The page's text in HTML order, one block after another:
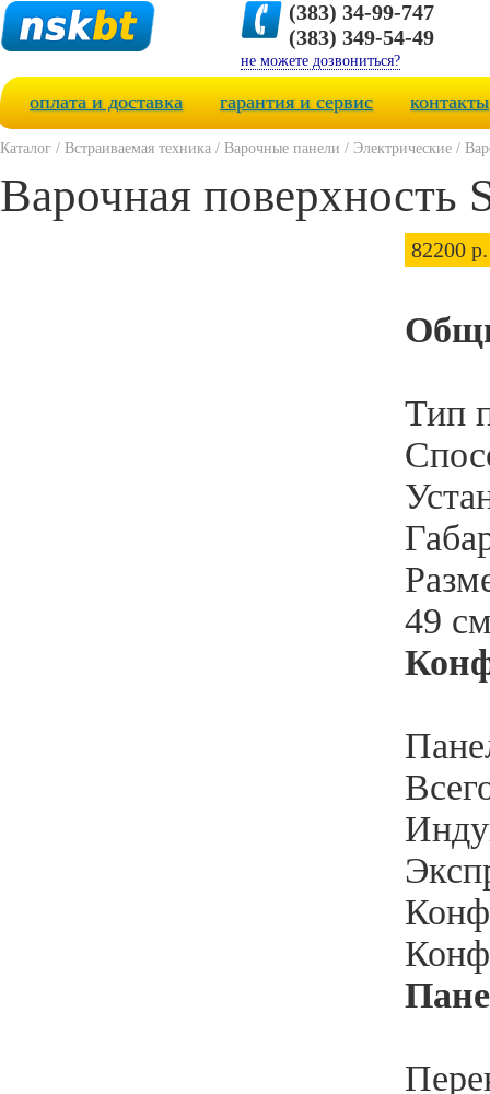
(383) 34-99-747
(383) 349-54-49
не можете дозвониться?
оплата и доставка гарантия и сервис контакты
Каталог / Встраиваемая техника / Варочные панели / Электрические /
Варочная поверхность
82200 р.
Тип
49